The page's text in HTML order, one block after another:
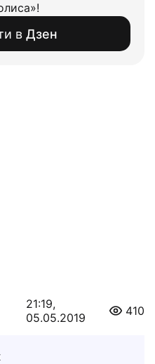
в Дзен
21:19,
05.05.2019
410